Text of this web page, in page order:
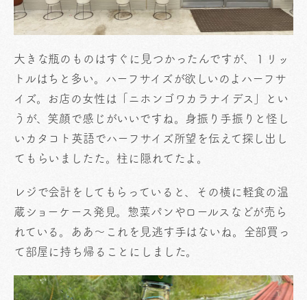
大きな瓶のものはすぐに見つかったんですが、１リッ
トルはちと多い。ハーフサイズが欲しいのよハーフサ
イズ。お店の女性は「ニホンゴワカラナイデス」とい
うが、笑顔で感じがいいですね。身振り手振りと怪し
いカタコト英語でハーフサイズ所望を伝えて探し出し
てもらいましたた。柱に隠れてたよ。
レジで会計をしてもらっていると、その横に軽食の温
蔵ショーケース発見。惣菜パンやロールスなどが売ら
れている。ああ〜これを見逃す手はないね。全部買っ
て部屋に持ち帰ることにしました。